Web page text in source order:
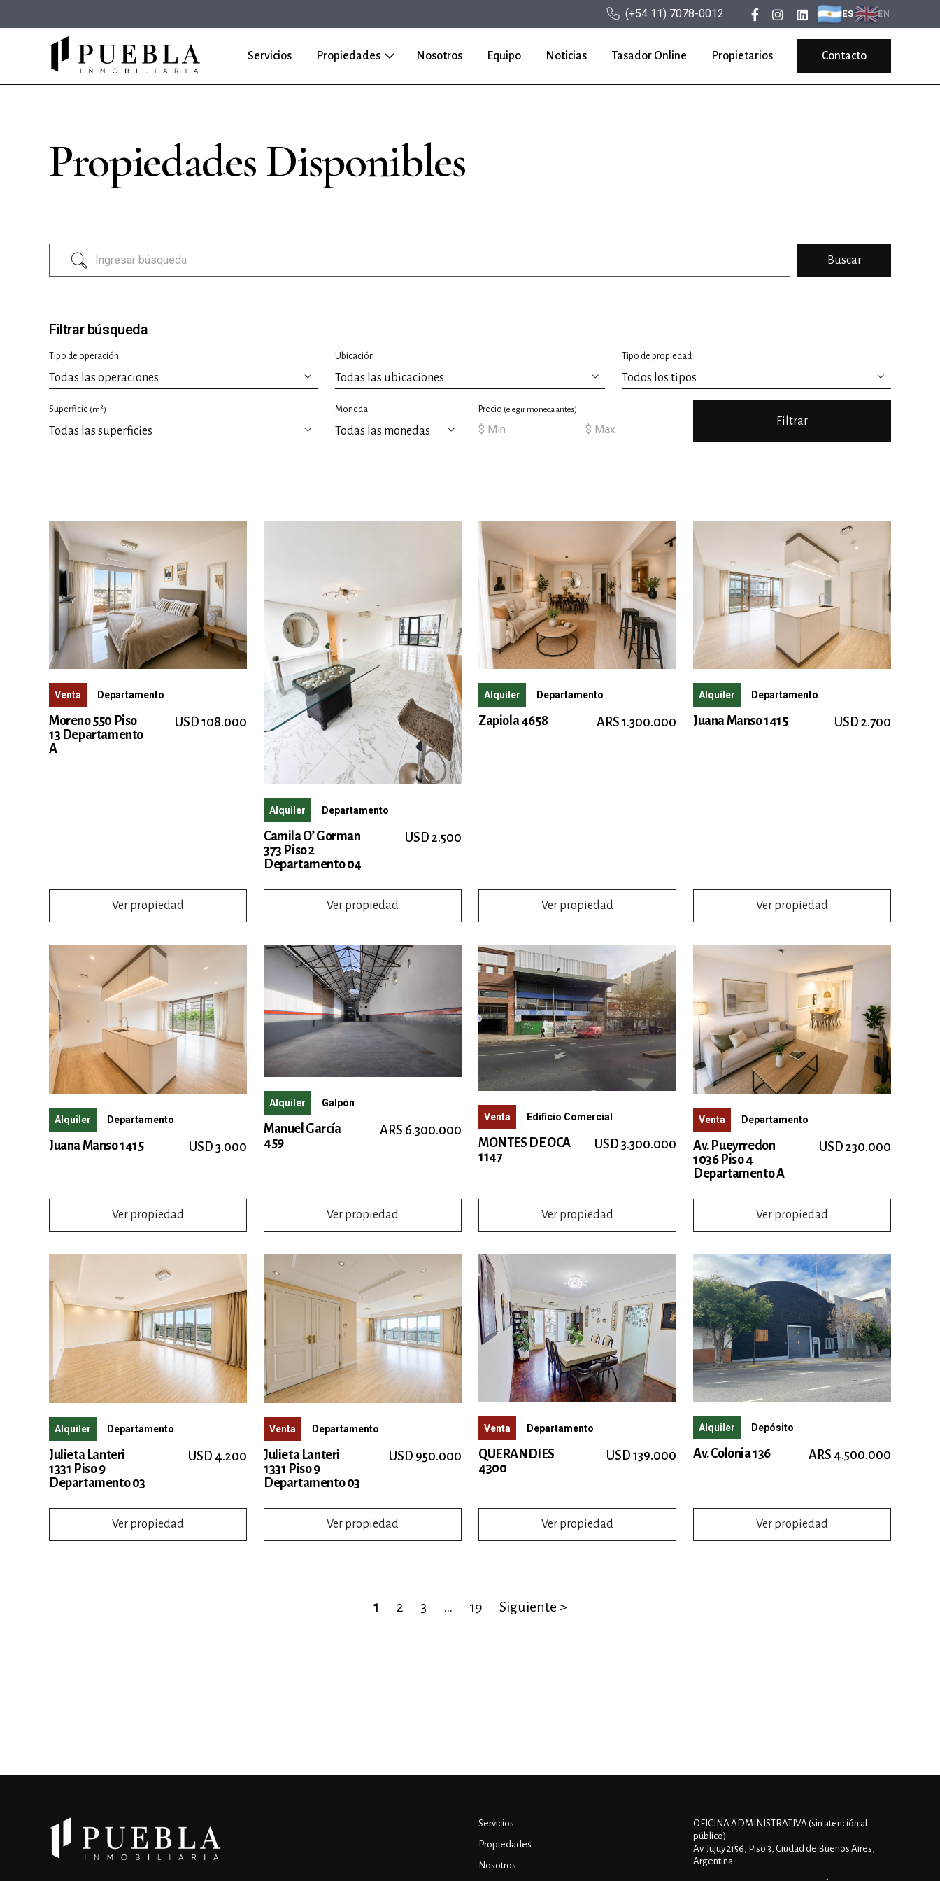
(+54 11) 7078-0012 ES EN
Servicios Propiedades Nosotros Equipo Noticias Tasador Online Propietarios Contacto
Propiedades Disponibles
Filtrar búsqueda
Tipo de operación Ubicación Tipo de propiedad
Superficie (m 2) Moneda Precio (elegir moneda antes)
Venta Departamento
Moreno 550 Piso
13 Departamento
A
USD 108.000
Ver propiedad
Alquiler Departamento
Camila O’ Gorman
373 Piso 2
Departamento 04
USD 2.500
Ver propiedad
Alquiler Departamento
Zapiola 4658 ARS 1.300.000
Ver propiedad
Alquiler Departamento
Juana Manso 1415 USD 2.700
Ver propiedad
Alquiler Departamento
Juana Manso 1415 USD 3.000
Ver propiedad
Alquiler Galpón
Manuel García
459
ARS 6.300.000
Ver propiedad
Venta Edificio Comercial
MONTES DE OCA
1147
USD 3.300.000
Ver propiedad
Venta Departamento
Av. Pueyrredon
1036 Piso 4
Departamento A
USD 230.000
Ver propiedad
Alquiler Departamento
Julieta Lanteri
1331 Piso 9
Departamento 03
USD 4.200
Ver propiedad
Venta Departamento
Julieta Lanteri
1331 Piso 9
Departamento 03
USD 950.000
Ver propiedad
Venta Departamento
QUERANDIES
4300
USD 139.000
Ver propiedad
Alquiler Depósito
Av. Colonia 136 ARS 4.500.000
Ver propiedad
1 2 3 … 19 Siguiente >
Servicios
Propiedades
Nosotros
OFICINA ADMINISTRATIVA (sin atención al
público):
Av. Jujuy 2156, Piso 3, Ciudad de Buenos Aires,
Argentina